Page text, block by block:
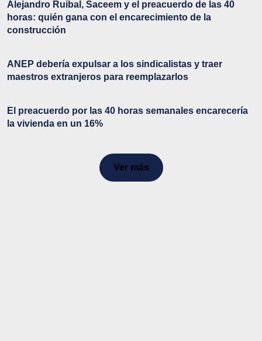
Alejandro Ruibal, Saceem y el preacuerdo de las 40
horas: quién gana con el encarecimiento de la
construcción
ANEP debería expulsar a los sindicalistas y traer
maestros extranjeros para reemplazarlos
El preacuerdo por las 40 horas semanales encarecería
la vivienda en un 16%
Ver más